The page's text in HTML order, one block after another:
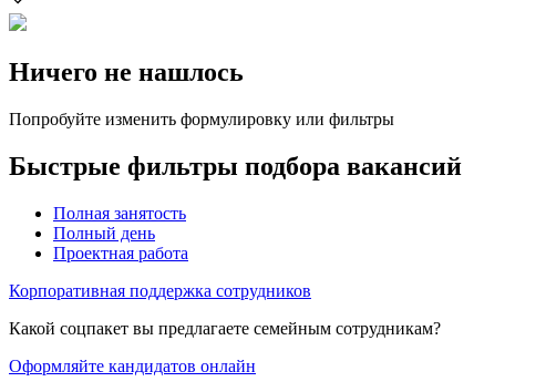
Ничего не нашлось
Попробуйте изменить формулировку или фильтры
Быстрые фильтры подбора вакансий
Полная занятость
Полный день
Проектная работа
Корпоративная поддержка сотрудников
Какой соцпакет вы предлагаете семейным сотрудникам?
Оформляйте кандидатов онлайн